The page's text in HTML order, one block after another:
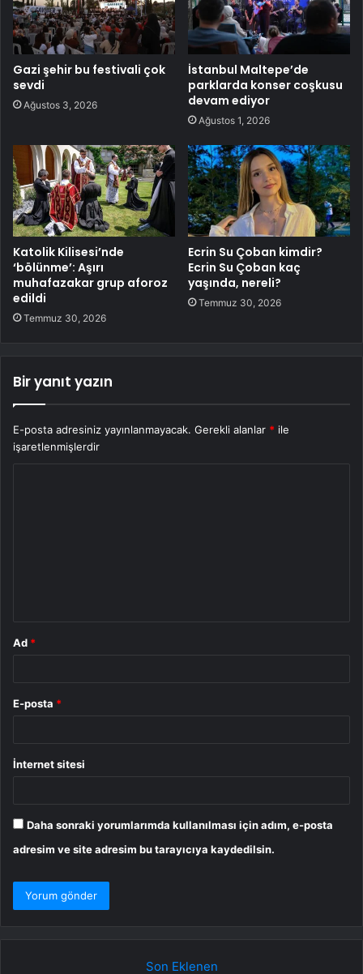
Gazi şehir bu festivali çok
sevdi
Ağustos 3, 2026
İstanbul Maltepe’de
parklarda konser coşkusu
devam ediyor
Ağustos 1, 2026
Katolik Kilisesi’nde
‘bölünme’: Aşırı
muhafazakar grup aforoz
edildi
Temmuz 30, 2026
Ecrin Su Çoban kimdir?
Ecrin Su Çoban kaç
yaşında, nereli?
Temmuz 30, 2026
Bir yanıt yazın
E-posta adresiniz yayınlanmayacak. Gerekli alanlar * ile
işaretlenmişlerdir
Ad *
E-posta *
İnternet sitesi
Daha sonraki yorumlarımda kullanılması için adım, e-posta
adresim ve site adresim bu tarayıcıya kaydedilsin.
Son Eklenen